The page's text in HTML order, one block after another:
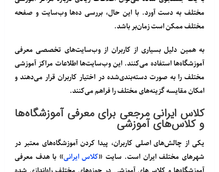
مختلف به دست آورد. با این حال، بررسی ده‌ها وب‌سایت و صفحه
مختلف ممکن است زمان‌بر باشد.
به همین دلیل بسیاری از کاربران از وب‌سایت‌های تخصصی معرفی
آموزشگاه‌ها استفاده می‌کنند. این وب‌سایت‌ها اطلاعات مراکز آموزشی
مختلف را به صورت دسته‌بندی‌شده در اختیار کاربران قرار می‌دهند و
امکان مقایسه گزینه‌های مختلف را فراهم می‌کنند.
کلاس ایرانی مرجعی برای معرفی آموزشگاه‌ها
و کلاس‌های آموزشی
یکی از چالش‌های اصلی کاربران، پیدا کردن آموزشگاه‌های معتبر در
شهرهای مختلف ایران است. سایت «کلاس ایرانی» با هدف معرفی